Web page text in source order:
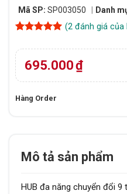
Mã SP: SP003050 Danh
dựa trên
đánh giá
(2 đánh giá của
695.000₫
Hàng Order
Mô tả sản phẩm
HUB đa năng chuyển đổi 9